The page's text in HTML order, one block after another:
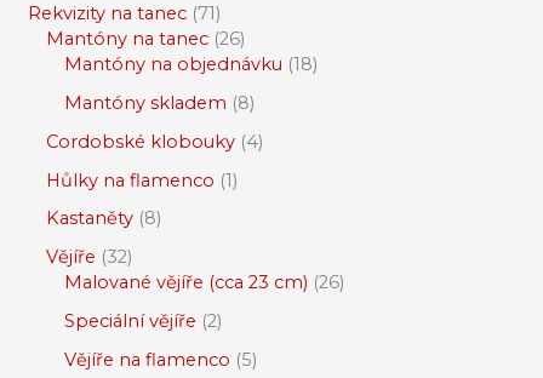
Rekvizity na tanec 71
Mantóny na tanec 26
Mantóny na objednávku 18
Mantóny skladem 8
Cordobské klobouky 4
Hůlky na flamenco 1
Kastaněty 8
Vějíře 32
Malované vějíře (cca 23 cm) 26
Speciální vějíře 2
Vějíře na flamenco 5